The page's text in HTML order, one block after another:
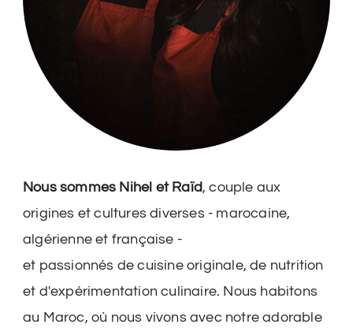
Nous sommes Nihel et Raïd, couple aux
origines et cultures diverses - marocaine,
algérienne et française -
et passionnés de cuisine originale, de nutrition
et d'expérimentation culinaire. Nous habitons
au Maroc, où nous vivons avec notre adorable